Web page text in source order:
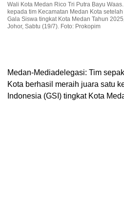
Wali Kota Medan Rico Tri Putra Bayu
kepada tim Kecamatan Medan Kota
Gala Siswa tingkat Kota Medan Tahun
Johor, Sabtu (19/7). Foto: Prokopim
Medan-Mediadelegasi: Tim
Kota berhasil meraih juara satu
Indonesia (GSI) tingkat Kota